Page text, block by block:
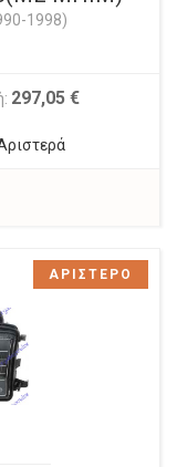
1998)
297,05 €
ΑΡΙΣΤΕΡΟ